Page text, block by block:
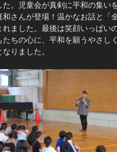
。児童会が真剣に平和の集い
さんが登場！温かなお話と「
ました。最後は笑顔いっぱい
ちの心に、平和を願うやさしく
りました。